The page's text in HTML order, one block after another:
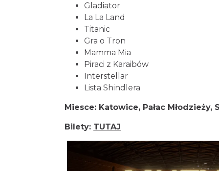
Gladiator
La La Land
Titanic
Gra o Tron
Mamma Mia
Piraci z Karaibów
Interstellar
Lista Shindlera
Miesce: Katowice, Pałac Młodzieży,
Bilety: TUTAJ